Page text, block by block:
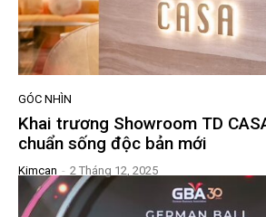
GÓC NHÌN
Khai trương Showroom TD
chuẩn sống độc bản mới
Kimcan - 2 Tháng 12, 2025